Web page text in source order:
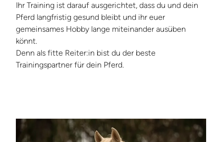
Ihr Training ist darauf ausgerichtet, dass du und dein
Pferd langfristig gesund bleibt und ihr euer
gemeinsames Hobby lange miteinander ausüben
könnt.
Denn als fitte Reiter:in bist du der beste
Trainingspartner für dein Pferd.